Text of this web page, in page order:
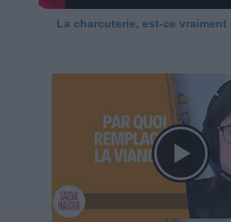
La charcuterie, est-ce